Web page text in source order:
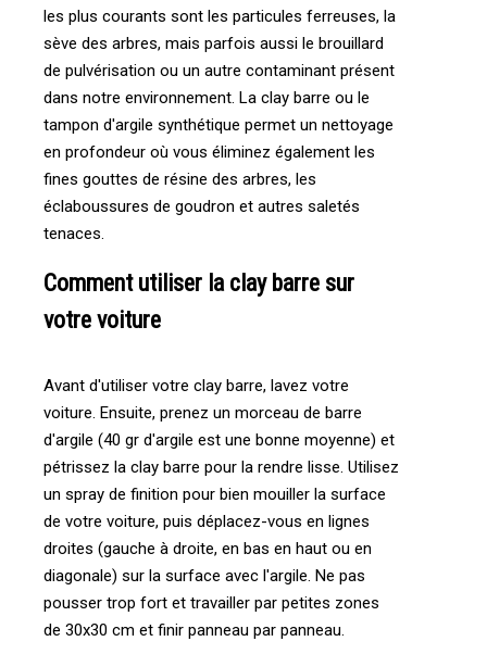
les plus courants sont les particules ferreuses, la
sève des arbres, mais parfois aussi le brouillard
de pulvérisation ou un autre contaminant présent
dans notre environnement. La clay barre ou le
tampon d'argile synthétique permet un nettoyage
en profondeur où vous éliminez également les
fines gouttes de résine des arbres, les
éclaboussures de goudron et autres saletés
tenaces.
Comment utiliser la clay barre sur
votre voiture
Avant d'utiliser votre clay barre, lavez votre
voiture. Ensuite, prenez un morceau de barre
d'argile (40 gr d'argile est une bonne moyenne) et
pétrissez la clay barre pour la rendre lisse. Utilisez
un spray de finition pour bien mouiller la surface
de votre voiture, puis déplacez-vous en lignes
droites (gauche à droite, en bas en haut ou en
diagonale) sur la surface avec l'argile. Ne pas
pousser trop fort et travailler par petites zones
de 30x30 cm et finir panneau par panneau.